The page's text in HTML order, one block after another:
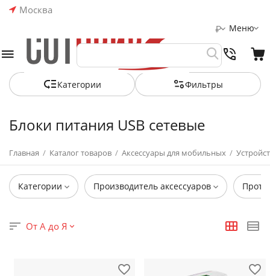
Москва
Меню
₽
Категории Фильтры
Блоки питания USB сетевые
Главная / Каталог товаров / Аксессуары для мобильных /
Категории Производитель аксессуаров
От А до Я